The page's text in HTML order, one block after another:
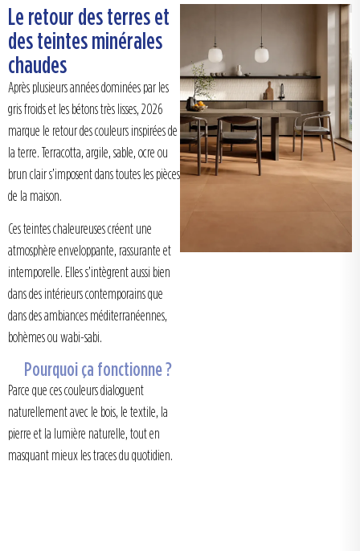
Le retour des terres et
des teintes minérales
chaudes
Après plusieurs années dominées par les
gris froids et les bétons très lisses, 2026
marque le retour des couleurs inspirées de
la terre. Terracotta, argile, sable, ocre ou
brun clair s’imposent dans toutes les pièces
de la maison.
Ces teintes chaleureuses créent une
atmosphère enveloppante, rassurante et
intemporelle. Elles s’intègrent aussi bien
dans des intérieurs contemporains que
dans des ambiances méditerranéennes,
bohèmes ou wabi-sabi.
Pourquoi ça fonctionne ?
Parce que ces couleurs dialoguent
naturellement avec le bois, le textile, la
pierre et la lumière naturelle, tout en
masquant mieux les traces du quotidien.